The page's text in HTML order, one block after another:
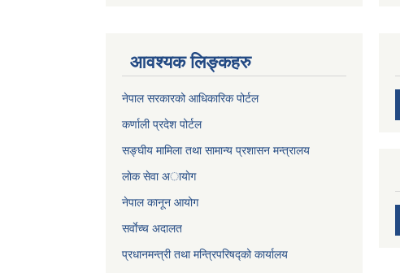
आवश्यक लिङ्कहरु
नेपाल सरकारको आधिकारिक पोर्टल
कर्णाली प्रदेश पोर्टल
सङ्घीय मामिला तथा सामान्य प्रशासन मन्त्रालय
लाेक सेवा अायाेग
नेपाल कानून आयोग
सर्वाेच्च अदालत
प्रधानमन्त्री तथा मन्त्रिपरिषद्को कार्यालय